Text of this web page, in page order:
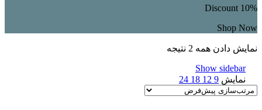
Discount 10%
Shop Now
نمایش دادن همه 2 نتیجه
Show sidebar
نمایش 9
12
18
24